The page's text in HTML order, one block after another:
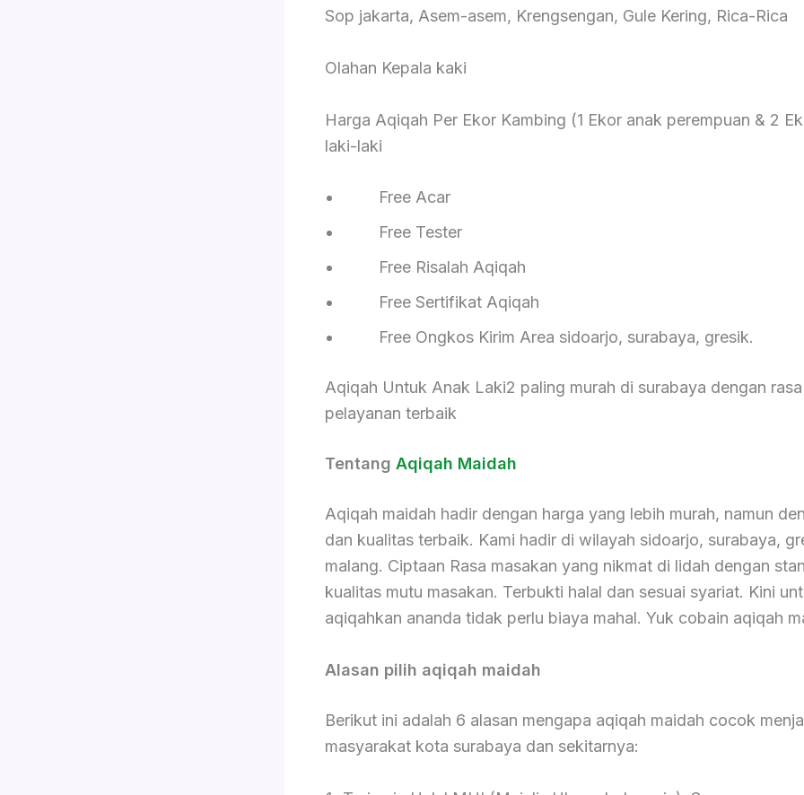
Sop jakarta, Asem-asem, Krengsengan, Gule Kering, Rica-Rica
Olahan Kepala kaki
Harga Aqiqah Per Ekor Kambing (1 Ekor anak perempuan & 2
laki-laki
Free Acar
Free Tester
Free Risalah Aqiqah
Free Sertifikat Aqiqah
Free Ongkos Kirim Area sidoarjo, surabaya, gresik.
Aqiqah Untuk Anak Laki2 paling murah di surabaya dengan
pelayanan terbaik
Tentang Aqiqah Maidah
Aqiqah maidah hadir dengan harga yang lebih murah, namun
dan kualitas terbaik. Kami hadir di wilayah sidoarjo, surabaya,
malang. Ciptaan Rasa masakan yang nikmat di lidah dengan
kualitas mutu masakan. Terbukti halal dan sesuai syariat. Kini
aqiqahkan ananda tidak perlu biaya mahal. Yuk cobain aqiqah
Alasan pilih aqiqah maidah
Berikut ini adalah 6 alasan mengapa aqiqah maidah cocok
masyarakat kota surabaya dan sekitarnya: